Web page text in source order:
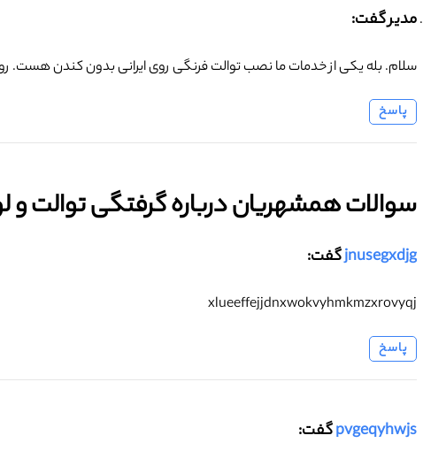
مدیر گفت:
سلام. بله یکی از خدمات ما نصب توالت فرنگی روی ایرانی بدون کندن هست.
پاسخ
سوالات همشهریان درباره گرفتگی توالت و
jnusegxdjgگفت:
xlueeffejjdnxwokvyhmkmzxrovyqj
پاسخ
pvgeqyhwjsگفت: